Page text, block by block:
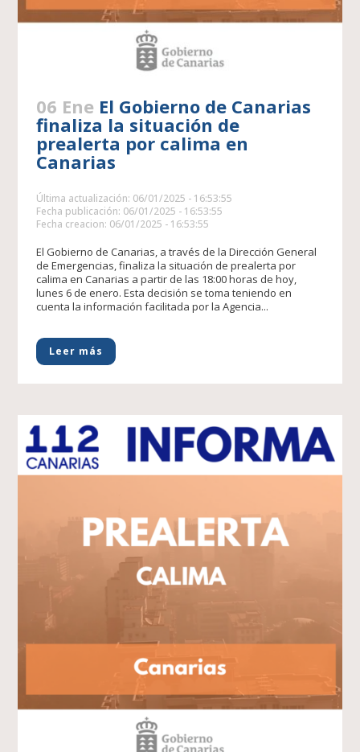
06 Ene El Gobierno de Canarias
finaliza la situación de
prealerta por calima en
Canarias
Última actualización: 06/01/2025 - 16:53:55
Fecha publicación: 06/01/2025 - 16:53:55
Fecha creacion: 06/01/2025 - 16:53:55
El Gobierno de Canarias, a través de la Dirección General
de Emergencias, finaliza la situación de prealerta por
calima en Canarias a partir de las 18:00 horas de hoy,
lunes 6 de enero. Esta decisión se toma teniendo en
cuenta la información facilitada por la Agencia...
Leer más